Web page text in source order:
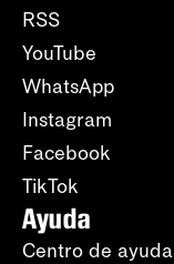
RSS
YouTube
WhatsApp
Instagram
Facebook
TikTok
Ayuda
Centro de ayuda